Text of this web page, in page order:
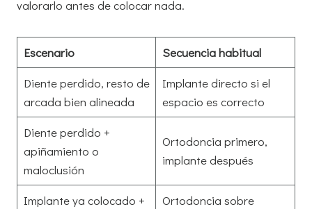
valorarlo antes de colocar nada.
Escenario
Secuencia habitual
Diente perdido, resto de
arcada bien alineada
Implante directo si el
espacio es correcto
Diente perdido +
apiñamiento o
maloclusión
Ortodoncia primero,
implante después
Implante ya colocado +
Ortodoncia sobre